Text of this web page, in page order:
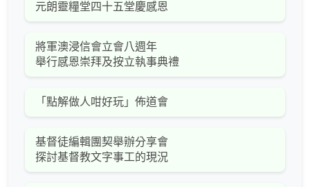
元朗靈糧堂四十五堂慶感恩
將軍澳浸信會立會八週年
舉行感恩崇拜及按立執事典禮
「點解做人咁好玩」佈道會
基督徒編輯團契舉辦分享會
探討基督教文字事工的現況